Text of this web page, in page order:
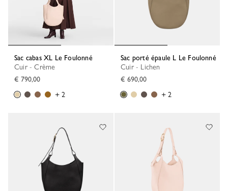
Sac cabas XL Le Foulonné
Cuir - Crème
€ 790,00
+ 2
Sac porté épaule L Le Foulonné
Cuir - Lichen
€ 690,00
+ 2